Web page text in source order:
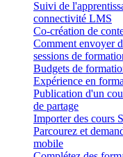
Suivi de
connectivité LMS
Co-création de
Comment envoyer
sessions de
Budgets de
Expérience en
Publication d'un
de partage
Importer des cours
Parcourez et
mobile